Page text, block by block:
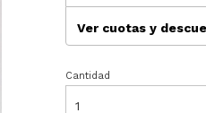
Ver cuotas y
Cantidad